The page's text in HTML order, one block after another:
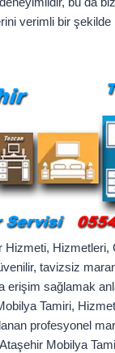
verimli bir
Hizmeti, Hizmetleri,
tavizsiz
erişim sağlamak
Tamiri,
profesyonel
Mobilya